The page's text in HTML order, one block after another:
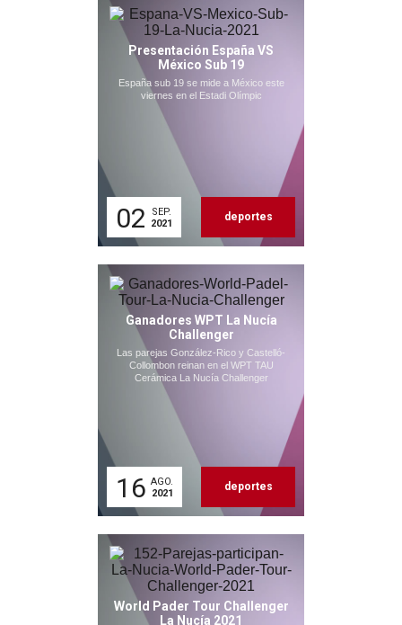
Presentación España VS
México Sub 19
España sub 19 se mide a México este
viernes en el Estadi Olímpic
02
SEP.
2021
deportes
Ganadores WPT La Nucía
Challenger
Las parejas González-Rico y Castelló-
Collombon reinan en el WPT TAU
Cerámica La Nucía Challenger
16 AGO.
2021
deportes
World Pader Tour Challenger
La Nucía 2021